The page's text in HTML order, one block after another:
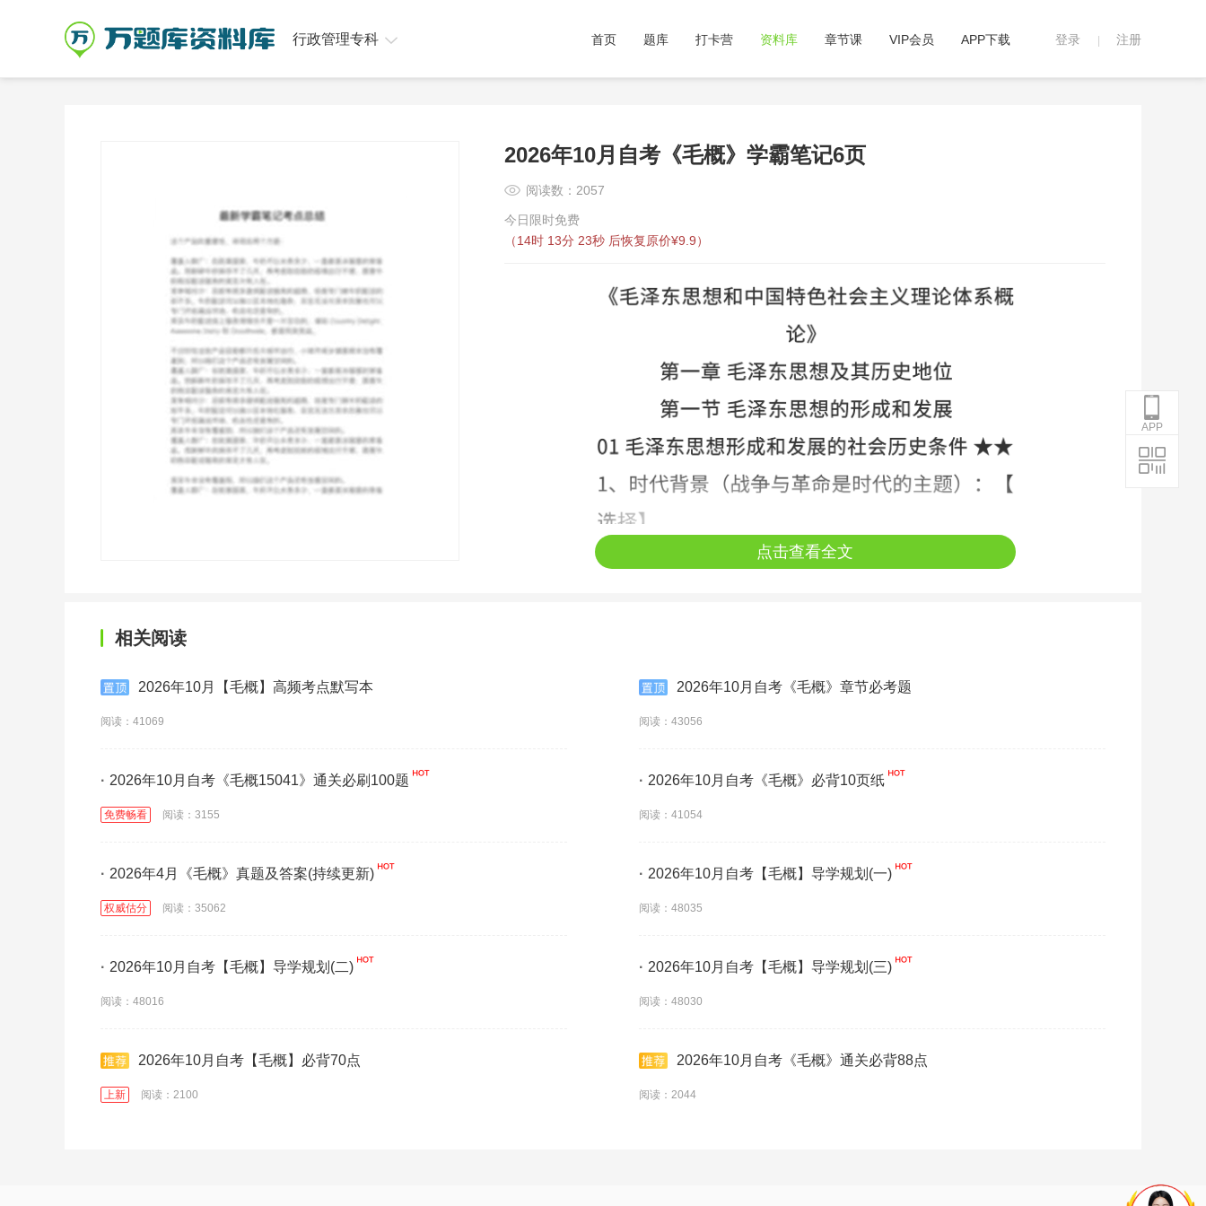
登录 注册
首页 题库 打卡营 资料库 章节课 VIP会员 APP下载
行政管理专科
2026年10月自考《毛概》学霸笔记6页
阅读数：2057
今日限时免费
（14时 13分 22秒 后恢复原价¥9.9）
点击查看全文
相关阅读
2026年10月【毛概】高频考点默写本
阅读：41069
2026年10月自考《毛概》章节必考题
阅读：43056
· 2026年10月自考《毛概15041》通关必刷100题
免费畅看 阅读：3155
· 2026年10月自考《毛概》必背10页纸
阅读：41054
· 2026年4月《毛概》真题及答案(持续更新)
权威估分 阅读：35062
· 2026年10月自考【毛概】导学规划(一)
阅读：48035
· 2026年10月自考【毛概】导学规划(二)
阅读：48016
· 2026年10月自考【毛概】导学规划(三)
阅读：48030
2026年10月自考【毛概】必背70点
上新 阅读：2100
2026年10月自考《毛概》通关必背88点
阅读：2044
APP